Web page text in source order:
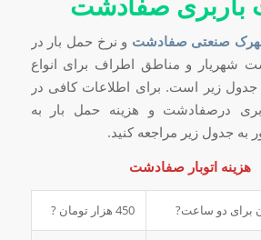
صنعتی صفادشت و نرخ حمل بار در
شهریار و مناطق اطراف برای انواع
زیر است. برای اطلاعات کافی در
درصفادشت و هزینه حمل بار به
به جدول زیر مراجعه کنید.
هزینه اتوبار صفادشت
برای دو ساعت? 450 هزار تومان ?